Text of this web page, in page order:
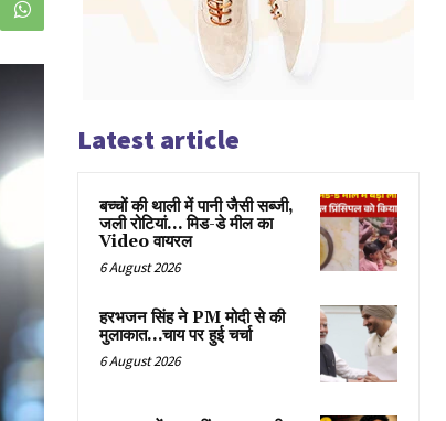
Latest article
बच्चों की थाली में पानी जैसी सब्जी,
जली रोटियां… मिड-डे मील का
Video वायरल
6 August 2026
हरभजन सिंह ने PM मोदी से की
मुलाकात…चाय पर हुई चर्चा
6 August 2026